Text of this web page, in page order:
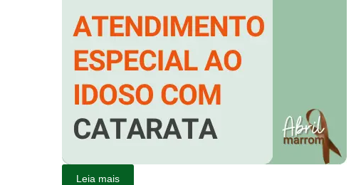
Leia mais